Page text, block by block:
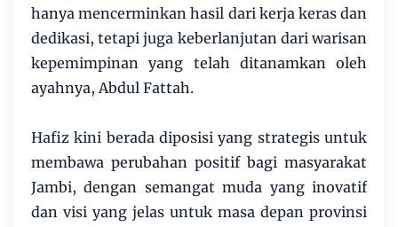
hanya mencerminkan hasil dari kerja keras dan
dedikasi, tetapi juga keberlanjutan dari warisan
kepemimpinan yang telah ditanamkan oleh
ayahnya, Abdul Fattah.
Hafiz kini berada diposisi yang strategis untuk
membawa perubahan positif bagi masyarakat
Jambi, dengan semangat muda yang inovatif
dan visi yang jelas untuk masa depan provinsi